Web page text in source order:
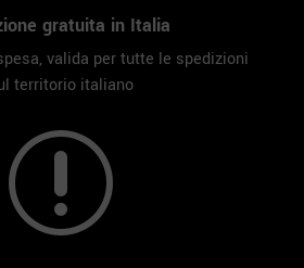
gratuita in Italia
valida per tutte le spedizioni
territorio italiano
r